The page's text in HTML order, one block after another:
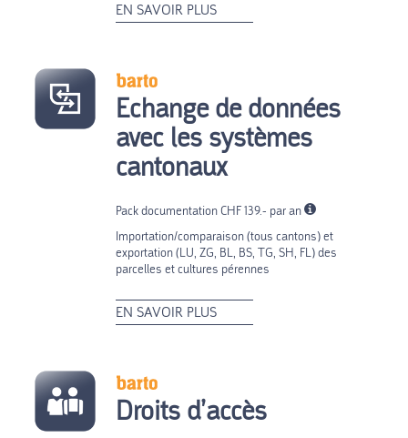
EN SAVOIR PLUS
Echange de données
avec les systèmes
cantonaux
Pack documentation CHF 139.- par an
Importation/comparaison (tous cantons) et
exportation (LU, ZG, BL, BS, TG, SH, FL) des
parcelles et cultures pérennes
EN SAVOIR PLUS
Droits d’accès